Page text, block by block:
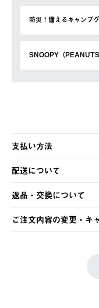
防災！備えるキャンプ
SNOOPY（
支払い方法
以下のいずれかの方法
・クレジットカード決済
・コンビニ決済
・Pay-easy決済
配送について
【発送スケジュール】
ご注文・ご入金完了よ
土日祝の発送はござい
の発送となる場合がご
返品・交換について
※お客様都合の場合
お客様都合の返品にか
ご注文内容の変更・キ
LOGOS FAMILY会員